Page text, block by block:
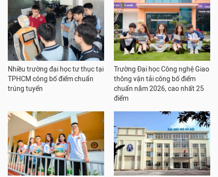
Nhiều trường đại học tư thục tại
TPHCM công bố điểm chuẩn
trúng tuyển
Trường Đại học Công nghệ Giao
thông vận tải công bố điểm
chuẩn năm 2026, cao nhất 25
điểm